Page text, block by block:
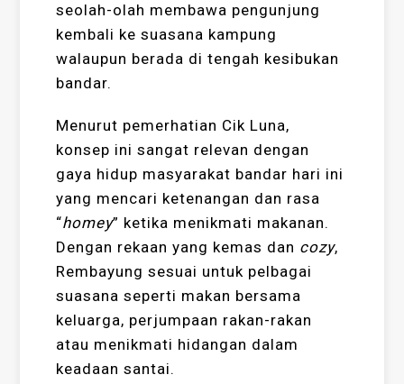
seolah-olah membawa pengunjung
kembali ke suasana kampung
walaupun berada di tengah kesibukan
bandar.
Menurut pemerhatian Cik Luna,
konsep ini sangat relevan dengan
gaya hidup masyarakat bandar hari ini
yang mencari ketenangan dan rasa
“homey” ketika menikmati makanan.
Dengan rekaan yang kemas dan cozy,
Rembayung sesuai untuk pelbagai
suasana seperti makan bersama
keluarga, perjumpaan rakan-rakan
atau menikmati hidangan dalam
keadaan santai.